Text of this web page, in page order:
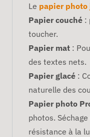
Le papier photo
Papier couché :
toucher.
Papier mat :
des textes nets.
Papier glacé :
naturelle des
Papier photo
photos.
résistance à la